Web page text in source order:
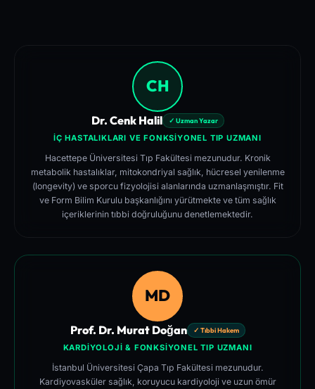
CH
Dr. Cenk Halil ✓ Uzman Yazar
İÇ HASTALIKLARI VE FONKSIYONEL TIP UZMANI
Hacettepe Üniversitesi Tıp Fakültesi mezunudur. Kronik
metabolik hastalıklar, mitokondriyal sağlık, hücresel yenilenme
(longevity) ve sporcu fizyolojisi alanlarında uzmanlaşmıştır. Fit
ve Form Bilim Kurulu başkanlığını yürütmekte ve tüm sağlık
içeriklerinin tıbbi doğruluğunu denetlemektedir.
MD
Prof. Dr. Murat Doğan ✓ Tıbbi Hakem
KARDIYOLOJI & FONKSIYONEL TIP UZMANI
İstanbul Üniversitesi Çapa Tıp Fakültesi mezunudur.
Kardiyovasküler sağlık, koruyucu kardiyoloji ve uzun ömür